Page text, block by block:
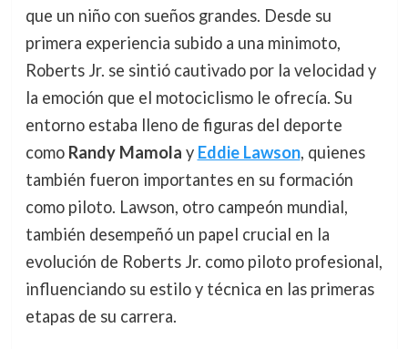
que un niño con sueños grandes. Desde su
primera experiencia subido a una minimoto,
Roberts Jr. se sintió cautivado por la velocidad y
la emoción que el motociclismo le ofrecía. Su
entorno estaba lleno de figuras del deporte
como Randy Mamola y Eddie Lawson, quienes
también fueron importantes en su formación
como piloto. Lawson, otro campeón mundial,
también desempeñó un papel crucial en la
evolución de Roberts Jr. como piloto profesional,
influenciando su estilo y técnica en las primeras
etapas de su carrera.